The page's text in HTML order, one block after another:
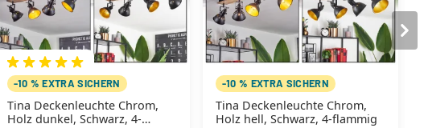
-10 % EXTRA SICHERN
Tina Deckenleuchte Chrom,
Holz dunkel, Schwarz, 4-
-10 % EXTRA SICHERN
Tina Deckenleuchte Chrom,
Holz hell, Schwarz, 4-flammig